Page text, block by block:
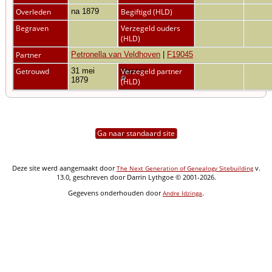
Overleden
na 1879
Begiftigd (HLD)
Begraven
Verzegeld ouders
(HLD)
Partner
Petronella van Veldhoven F19045
Getrouwd
31 mei
1879
Nuenen
Verzegeld partner
(HLD)
Ga naar standaard site
Deze site werd aangemaakt doorThe Next Generation of Genealogy Sitebuildingv.
13.0, geschreven door Darrin Lythgoe © 2001-2026.
Gegevens onderhouden doorAndre Idzinga.